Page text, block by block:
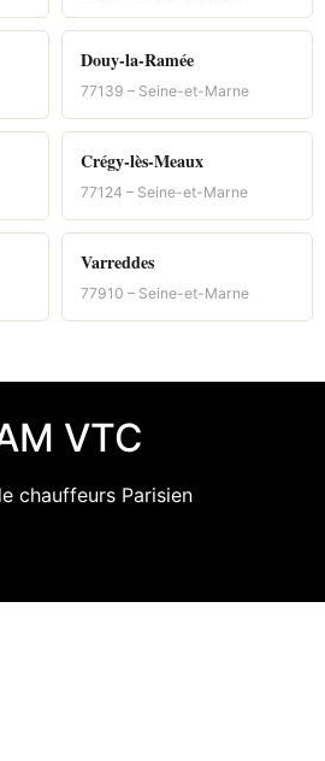
Douy-la-Ramée
77139 – Seine-et-Marne
Crégy-lès-Meaux
77124 – Seine-et-Marne
Varreddes
77910 – Seine-et-Marne
VTC
chauffeurs Parisien